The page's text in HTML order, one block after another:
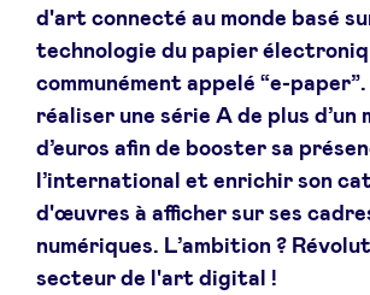
Avantages
BeAngels Luxembourg
NXT Brussels - Groupe
d'art connecté au monde basé
technologie du papier
communément appelé “e-paper”.
réaliser une série A de plus d’un
d’euros afin de booster sa
l’international et enrichir son
d'œuvres à afficher sur ses
numériques. L’ambition ?
secteur de l'art digital !